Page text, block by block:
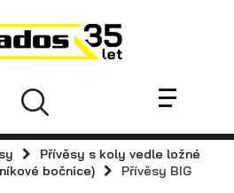
AGA KITPřívěsy s koly vedle ložné
bočnice)
Přívěsy BIG